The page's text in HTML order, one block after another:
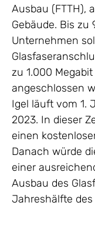
Ausbau (FTTH),
Gebäude. Bis zu
Unternehmen
zu 1.000
angeschlossen
Igel läuft vom 1.
2023. In dieser
einen
Danach würde
einer
Ausbau des
Jahreshälfte